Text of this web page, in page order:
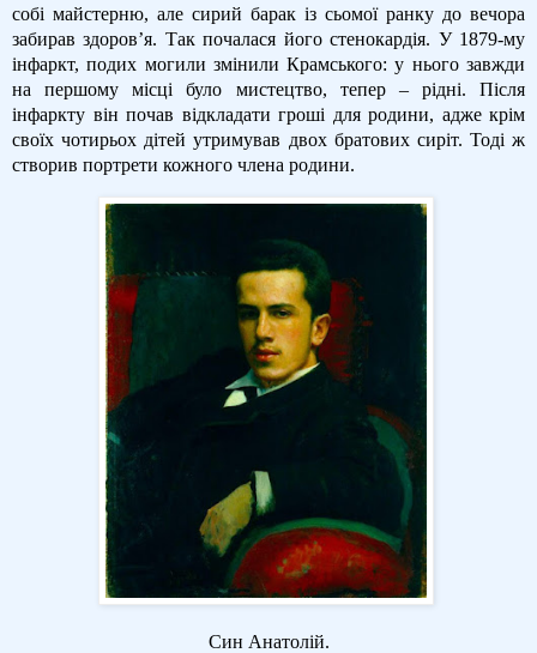
собі майстерню, але сирий барак із сьомої ранку до вечора
забирав здоров’я. Так почалася його стенокардія. У 1879-му
інфаркт, подих могили змінили Крамського: у нього завжди
на першому місці було мистецтво, тепер – рідні. Після
інфаркту він почав відкладати гроші для родини, адже крім
своїх чотирьох дітей утримував двох братових сиріт. Тоді ж
створив портрети кожного члена родини.
Син Анатолій.